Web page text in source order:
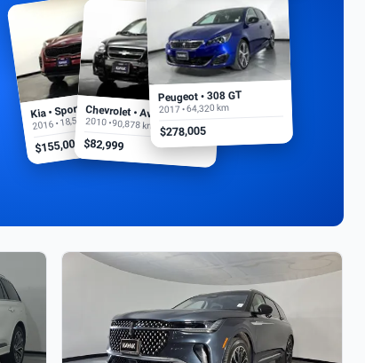
Kia • Sportage EX
2016 • 18,500 km
$155,000
Chevrolet • Aveo
2010 • 90,878 km
$82,999
Peugeot • 308 GT
2017 • 64,320 km
$278,005